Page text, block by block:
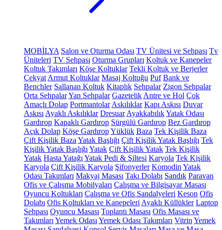
MOBİLYA Salon ve Oturma Odası TV Ünitesi ve Sehpası Tv
Üniteleri TV Sehpası Oturma Grupları Koltuk ve Kanepeler
Koltuk Takımları Köşe Koltuklar Tekli Koltuk ve Berjerler
Çekyat Armut Koltuklar Masaj Koltuğu Puf Bank ve
Benchler Sallanan Koltuk Kitaplık Sehpalar Zigon Sehpalar
Orta SehpalarYan Sehpalar Gazetelik Antre ve Hol Çok
Amaçlı Dolap Portmantolar Askılıklar Kapı Askısı Duvar
Askısı Ayaklı Askılıklar Dresuar AyakkabılıkYatak Odası
Gardırop Kapaklı Gardırop Sürgülü Gardırop Bez Gardırop
Açık Dolap Köşe GardıropYüklük Baza Tek Kişilik Baza
Çift Kişilik Baza Yatak Başlığı Çift Kişilik Yatak Başlığı Tek
Kişilik Yatak Başlığı Yatak Çift Kişilik Yatak Tek Kişilik
Yatak Hasta Yatağı Yatak Pedi & Şiltesi Karyola Tek Kişilik
Karyola Çift Kişilik Karyola Şifonyerler Komodin Yatak
Odası Takımları Makyaj Masası Takı Dolabı Sandık Paravan
Ofis ve Çalışma Mobilyaları Çalışma ve Bilgisayar Masası
Oyuncu Koltukları Çalışma ve Ofis Sandalyeleri Keson Ofis
Dolabı Ofis Koltukları ve Kanepeleri Ayaklı Küllükler Laptop
Sehpası Oyuncu Masası Toplantı Masası Ofis Masası ve
Takımları Yemek Odası Yemek Odası Takımları Vitrin Yemek